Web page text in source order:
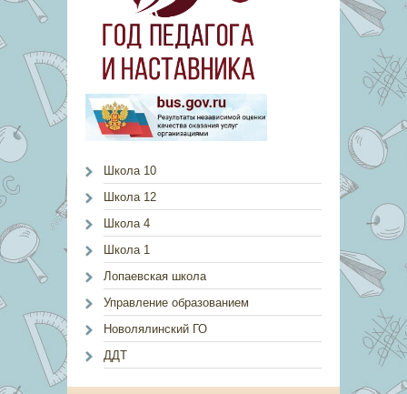
Школа 10
Школа 12
Школа 4
Школа 1
Лопаевская школа
Управление образованием
Новолялинский ГО
ДДТ